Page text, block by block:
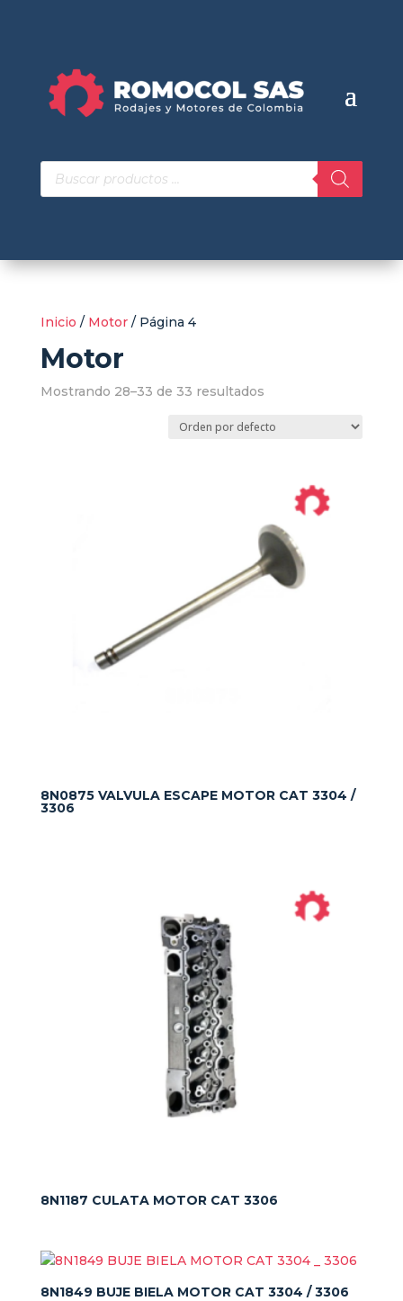
Búsqueda
productos
Inicio / Motor/ Página 4
Motor
Mostrando 28–33 de 33 resultados
8N0875 VALVULA ESCAPE MOTOR CAT 3304 /
3306
8N1187 CULATA MOTOR CAT 3306
8N1849 BUJE BIELA MOTOR CAT 3304 / 3306